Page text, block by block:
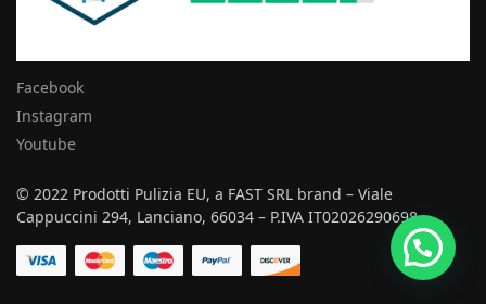
Facebook
Instagram
Youtube
© 2022 Prodotti Pulizia EU, a FAST SRL brand – Viale
Cappuccini 294, Lanciano, 66034 – P.IVA IT02026290698
Hai bisogno di aiuto?